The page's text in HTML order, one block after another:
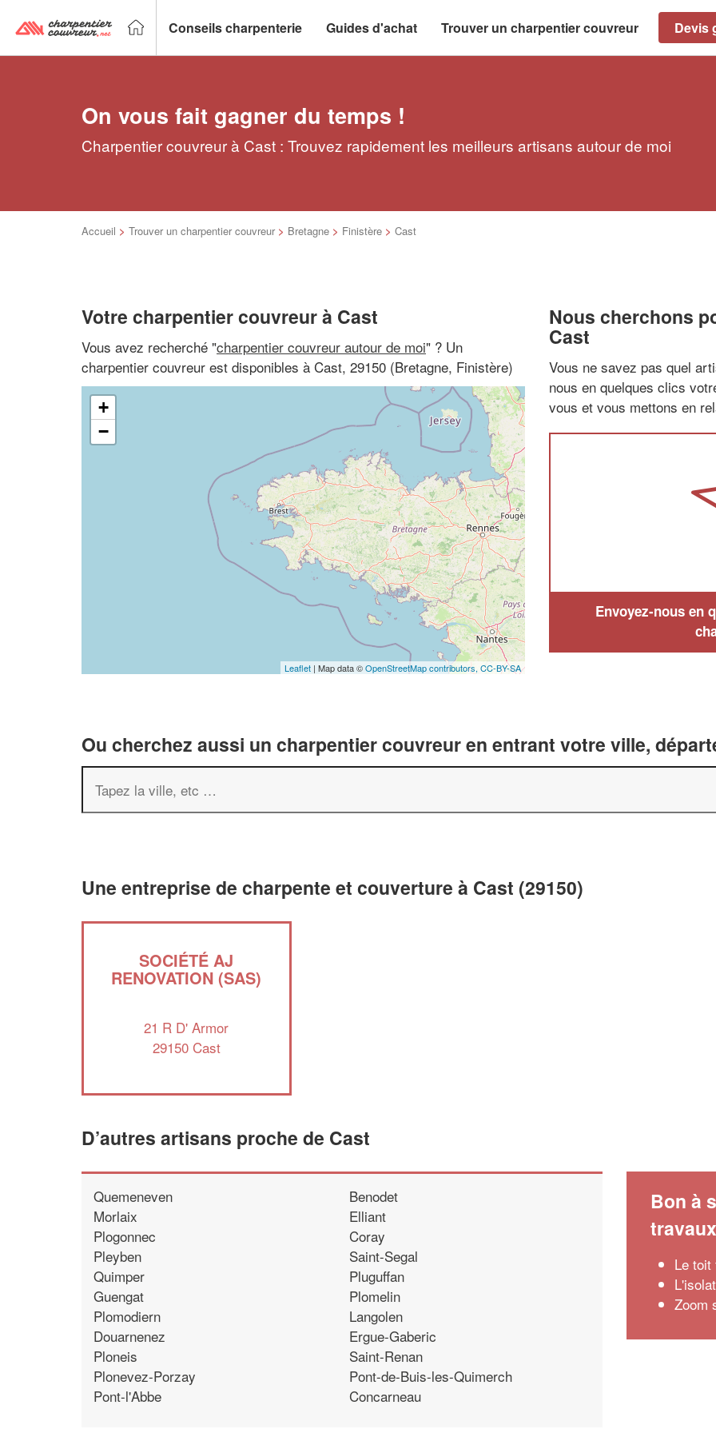
Conseils charpenterie Guides d'achat Trouver un charpentier couvreur Devis
On vous fait gagner du temps !
Charpentier couvreur à Cast : Trouvez rapidement les meilleurs artisans autour de moi
Accueil > Trouver un charpentier couvreur > Bretagne > Finistère > Cast
Votre charpentier couvreur à Cast
Vous avez recherché "charpentier couvreur autour de moi" ? Un
charpentier couvreur est disponibles à Cast, 29150 (Bretagne, Finistère)
+
−
Leaflet | Map data ©OpenStreetMap contributors, CC-BY-SA
Nous cherchons
Cast
Vous ne savez pas quel
nous en quelques clics
vous et vous mettons en
Envoyez-nous en
Ou cherchez aussi un charpentier couvreur en entrant votre ville,
Une entreprise de charpente et couverture à Cast (29150)
SOCIÉTÉ AJ
RENOVATION (SAS)
21 R D' Armor
29150 Cast
D’autres artisans proche de Cast
Quemeneven
Morlaix
Plogonnec
Pleyben
Quimper
Guengat
Plomodiern
Douarnenez
Ploneis
Plonevez-Porzay
Pont-l'Abbe
Benodet
Elliant
Coray
Saint-Segal
Pluguffan
Plomelin
Langolen
Ergue-Gaberic
Saint-Renan
Pont-de-Buis-les-Quimerch
Concarneau
Bon à
travaux
Le
Zoom